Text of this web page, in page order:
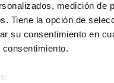
medición de
Tiene la opción de
su consentimiento en